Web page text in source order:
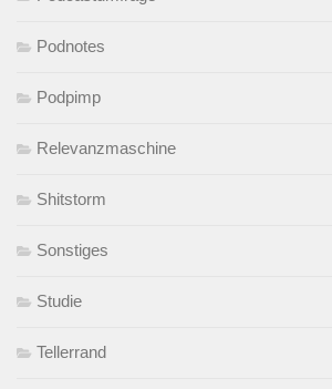
Podnotes
Podpimp
Relevanzmaschine
Shitstorm
Sonstiges
Studie
Tellerrand